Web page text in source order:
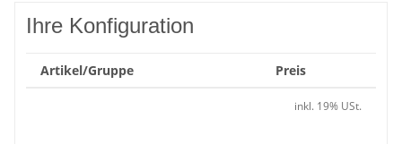
Ihre Konfiguration
Artikel/Gruppe Preis
inkl. 19% USt.